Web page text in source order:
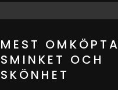
MEST OMKÖPTA
SMINKET OCH
SKÖNHET